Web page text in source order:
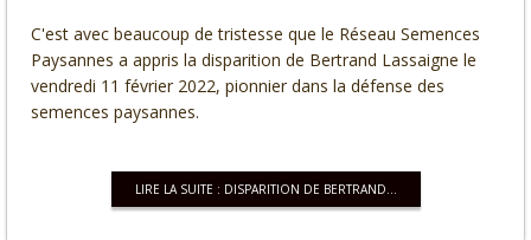
C'est avec beaucoup de tristesse que le Réseau Semences
Paysannes a appris la disparition de Bertrand Lassaigne le
vendredi 11 février 2022, pionnier dans la défense des
semences paysannes.
LIRE LA SUITE : DISPARITION DE BERTRAND...